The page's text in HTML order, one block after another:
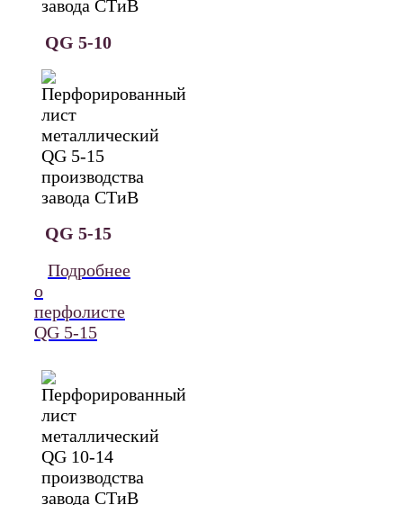
QG 5-10
QG 5-15
Подробнее
о
перфолисте
QG 5-15